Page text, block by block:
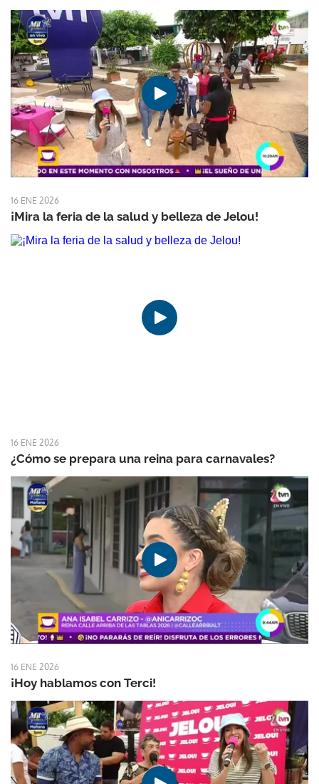
16 ENE 2026
¡Mira la feria de la salud y belleza de Jelou!
16 ENE 2026
¿Cómo se prepara una reina para carnavales?
16 ENE 2026
¡Hoy hablamos con Terci!